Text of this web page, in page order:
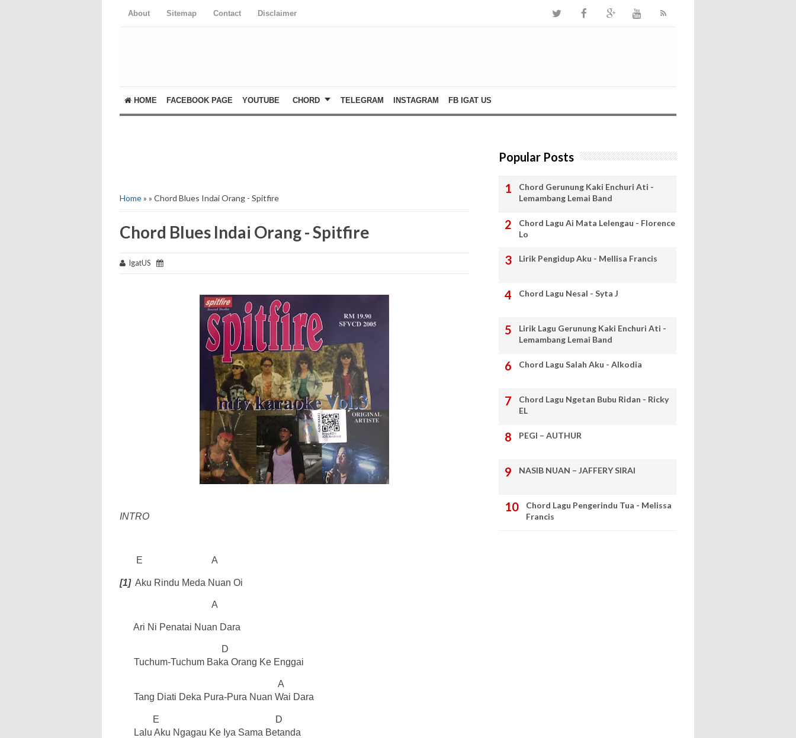
About Sitemap Contact Disclaimer
HOME FACEBOOK PAGE YOUTUBE CHORD TELEGRAM INSTAGRAM FB IGAT US
Home» » Chord Blues Indai Orang - Spitfire
Chord Blues Indai Orang - Spitfire
IgatUS
INTRO
E A
[1] Aku Rindu Meda Nuan Oi
A
Ari Ni Penatai Nuan Dara
D
Tuchum-Tuchum Baka Orang Ke Enggai
A
Tang Diati Deka Pura-Pura Nuan Wai Dara
E
D
Lalu Aku Ngagau Ke Iya Sama Betanda
Popular Posts
Chord Gerunung Kaki Enchuri Ati -
Lemambang Lemai Band
Chord Lagu Ai Mata Lelengau - Florence
Lo
Lirik Pengidup Aku - Mellisa Francis
Chord Lagu Nesal - Syta J
Lirik Lagu Gerunung Kaki Enchuri Ati -
Lemambang Lemai Band
Chord Lagu Salah Aku - Alkodia
Chord Lagu Ngetan Bubu Ridan - Ricky
EL
PEGI – AUTHUR
NASIB NUAN – JAFFERY SIRAI
Chord Lagu Pengerindu Tua - Melissa
Francis